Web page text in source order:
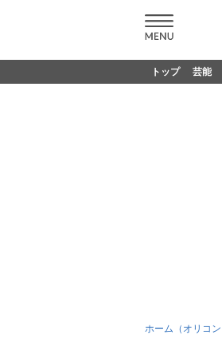
トップ 芸能
ホーム（オリコン